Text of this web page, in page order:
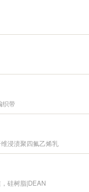
织带
浸渍聚四氟乙烯乳
硅树脂|DEAN